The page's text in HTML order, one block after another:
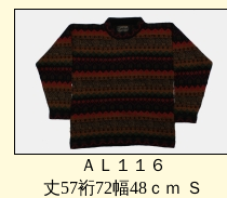
ＡＬ１１６
丈57裄72幅48ｃｍ Ｓ